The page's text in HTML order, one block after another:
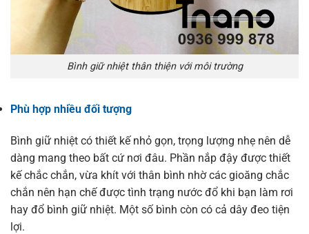
Bình giữ nhiệt thân thiện với môi trường
Phù hợp nhiều đối tượng
Bình giữ nhiệt có thiết kế nhỏ gọn, trọng lượng nhẹ nên dễ
dàng mang theo bất cứ nơi đâu. Phần nắp đậy được thiết
kế chắc chắn, vừa khít với thân bình nhờ các gioăng chắc
chắn nên hạn chế được tình trạng nước đổ khi bạn làm rơi
hay đổ bình giữ nhiệt. Một số bình còn có cả dây đeo tiện
lợi.